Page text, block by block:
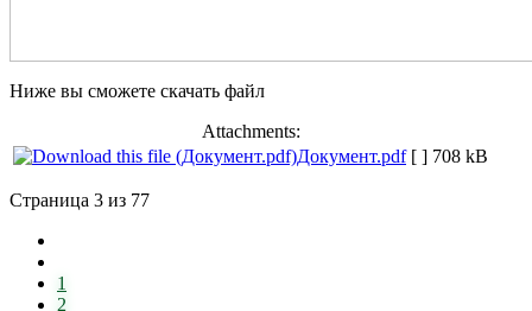
Ниже вы сможете скачать файл
Attachments:
Документ.pdf [ ] 708 kB
Страница 3 из 77
1
2